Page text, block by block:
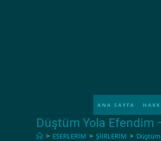
ANA SAYFA
Düştüm Yola Efendim
> ESERLERİM > ŞİİRLERİM > Düştüm